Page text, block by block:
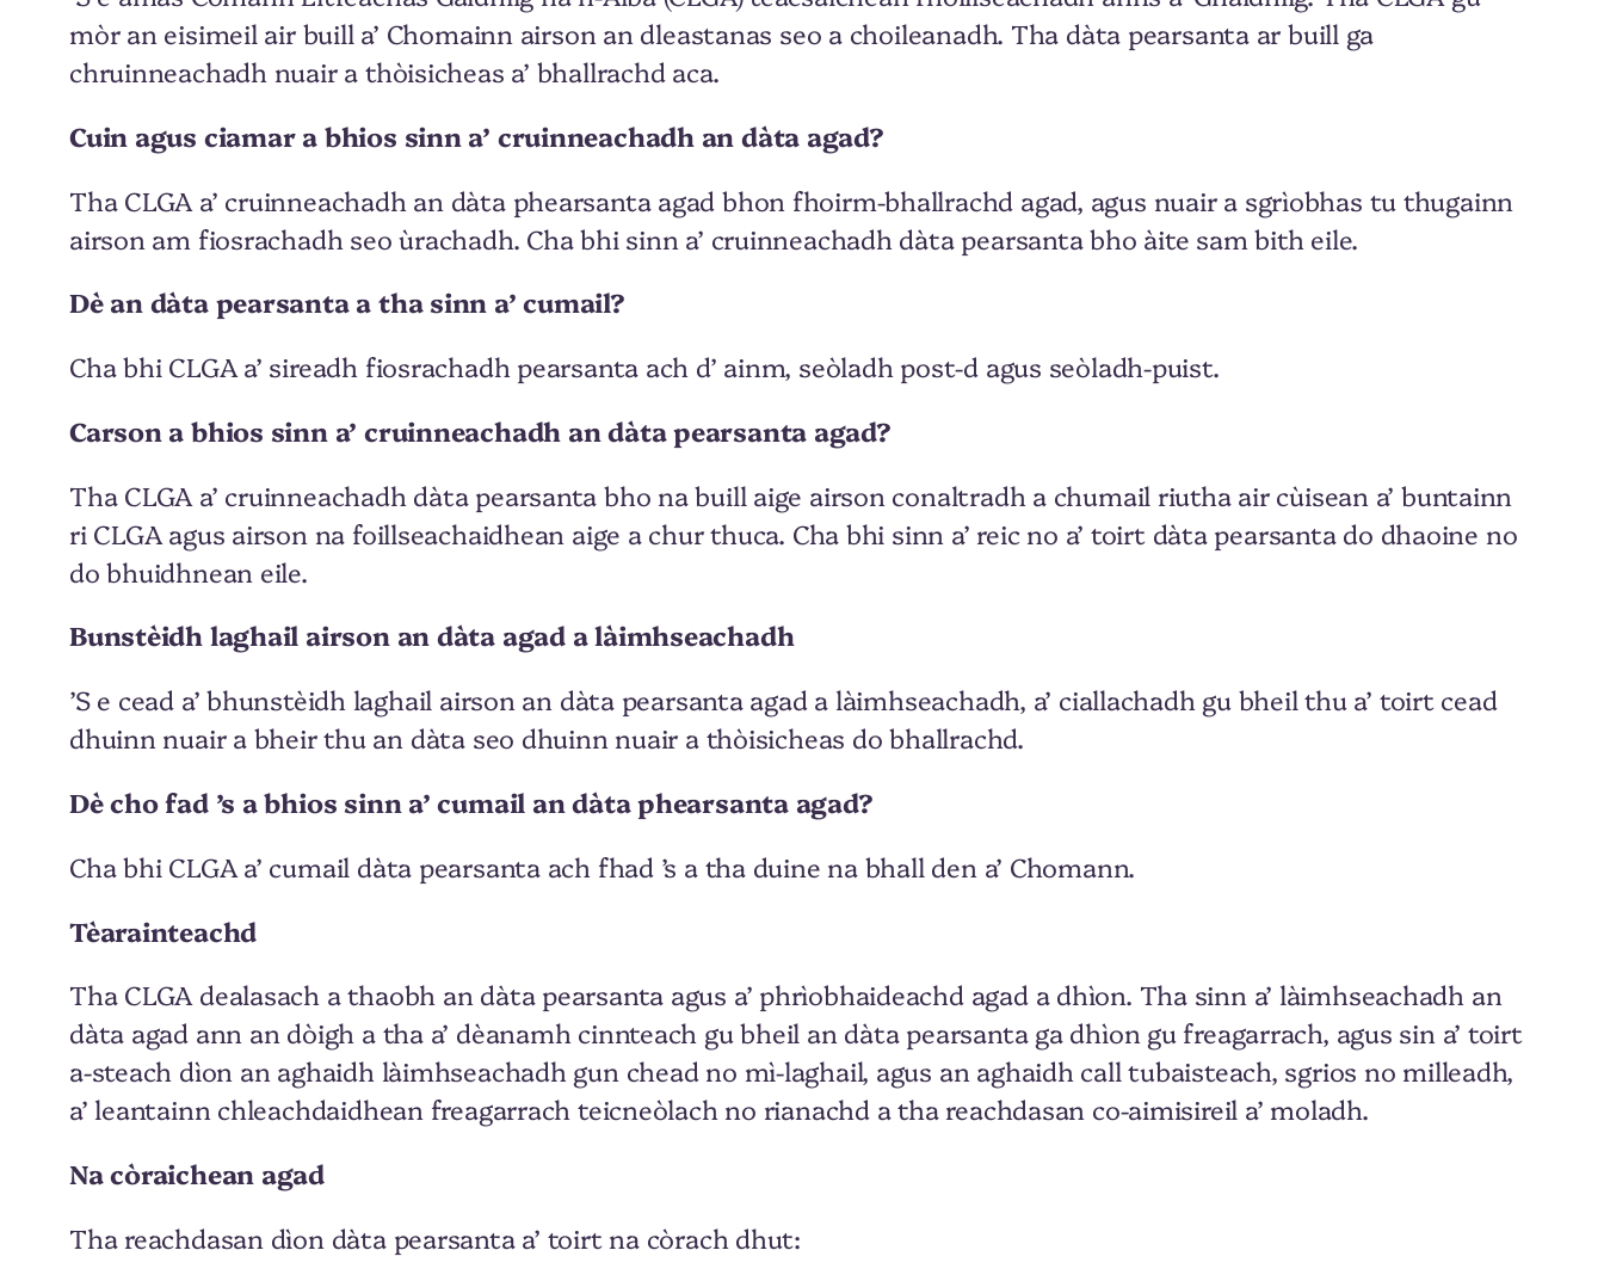
mòr an eisimeil air buill a’ Chomainn airson an dleastanas seo a choileanadh. Tha dàta pearsanta ar buill ga
chruinneachadh nuair a thòisicheas a’ bhallrachd aca.
Cuin agus ciamar a bhios sinn a’ cruinneachadh an dàta agad?
Tha CLGA a’ cruinneachadh an dàta phearsanta agad bhon fhoirm-bhallrachd agad, agus nuair a sgrìobhas tu thugainn
airson am fiosrachadh seo ùrachadh. Cha bhi sinn a’ cruinneachadh dàta pearsanta bho àite sam bith eile.
Dè an dàta pearsanta a tha sinn a’ cumail?
Cha bhi CLGA a’ sireadh fiosrachadh pearsanta ach d’ ainm, seòladh post-d agus seòladh-puist.
Carson a bhios sinn a’ cruinneachadh an dàta pearsanta agad?
Tha CLGA a’ cruinneachadh dàta pearsanta bho na buill aige airson conaltradh a chumail riutha air cùisean a’ buntainn
ri CLGA agus airson na foillseachaidhean aige a chur thuca. Cha bhi sinn a’ reic no a’ toirt dàta pearsanta do dhaoine no
do bhuidhnean eile.
Bunstèidh laghail airson an dàta agad a làimhseachadh
’S e cead a’ bhunstèidh laghail airson an dàta pearsanta agad a làimhseachadh, a’ ciallachadh gu bheil thu a’ toirt cead
dhuinn nuair a bheir thu an dàta seo dhuinn nuair a thòisicheas do bhallrachd.
Dè cho fad ’s a bhios sinn a’ cumail an dàta phearsanta agad?
Cha bhi CLGA a’ cumail dàta pearsanta ach fhad ’s a tha duine na bhall den a’ Chomann.
Tèarainteachd
Tha CLGA dealasach a thaobh an dàta pearsanta agus a’ phrìobhaideachd agad a dhìon. Tha sinn a’ làimhseachadh an
dàta agad ann an dòigh a tha a’ dèanamh cinnteach gu bheil an dàta pearsanta ga dhìon gu freagarrach, agus sin a’ toirt
a-steach dìon an aghaidh làimhseachadh gun chead no mì-laghail, agus an aghaidh call tubaisteach, sgrios no milleadh,
a’ leantainn chleachdaidhean freagarrach teicneòlach no rianachd a tha reachdasan co-aimisireil a’ moladh.
Na còraichean agad
Tha reachdasan dìon dàta pearsanta a’ toirt na còrach dhut: